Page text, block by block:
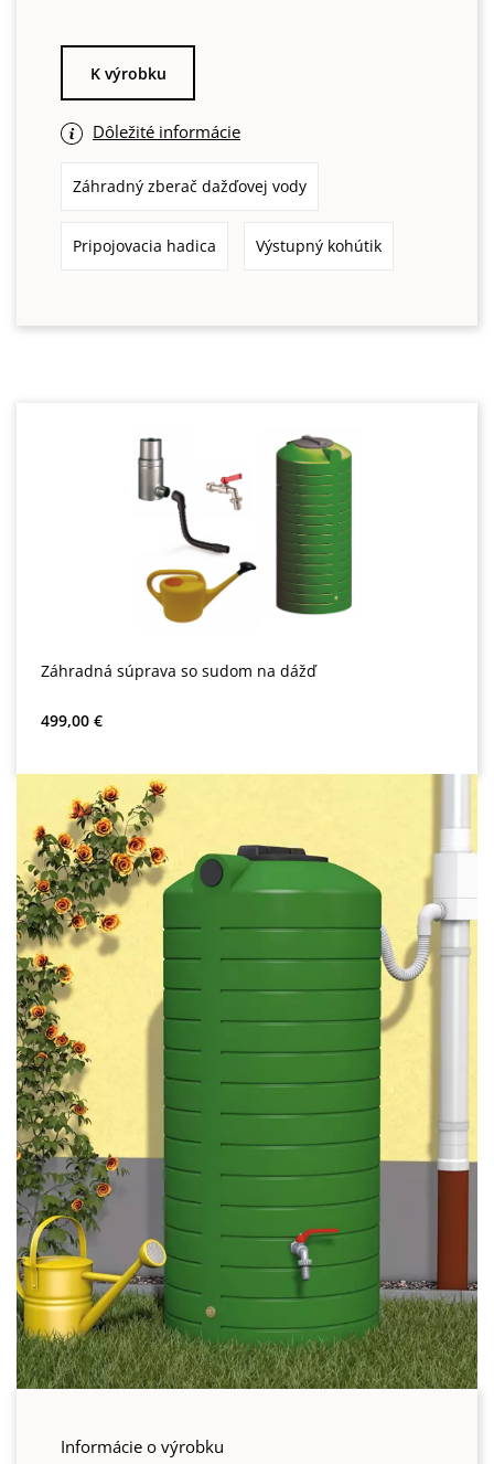
K výrobku
Dôležité informácie
Záhradný zberač dažďovej vody
Pripojovacia hadica Výstupný kohútik
Záhradná súprava so sudom na dážď
Bežná cena:
499,00 €
Informácie o výrobku